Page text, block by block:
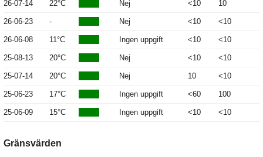
26-07-14 22°C Nej <10 10
26-06-23 - Nej <10 <10
26-06-08 11°C Ingen uppgift <10 <10
25-08-13 20°C Nej <10 <10
25-07-14 20°C Nej 10 <10
25-06-23 17°C Ingen uppgift <60 100
25-06-09 15°C Ingen uppgift <10 <10
Gränsvärden